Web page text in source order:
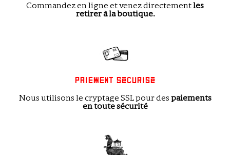
Commandez en ligne et venez directementles
retirer à la boutique.
PAIEMENT SÉCURISÉ
Nous utilisons le cryptage SSL pour des paiements
en toute sécurité